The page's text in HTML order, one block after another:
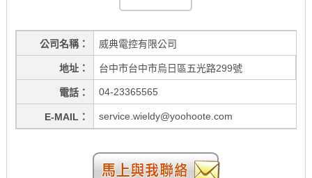
公司名稱 威典電控有限公司
地址 台中市台中市烏日區五光路299號
電話 04-23365565
E-MAIL service.wieldy@yoohoote.com